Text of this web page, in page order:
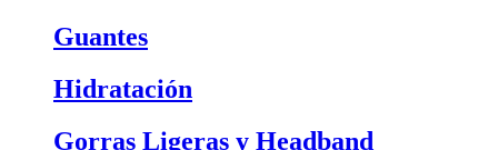
Guantes
Hidratación
Gorras Ligeras y Headband